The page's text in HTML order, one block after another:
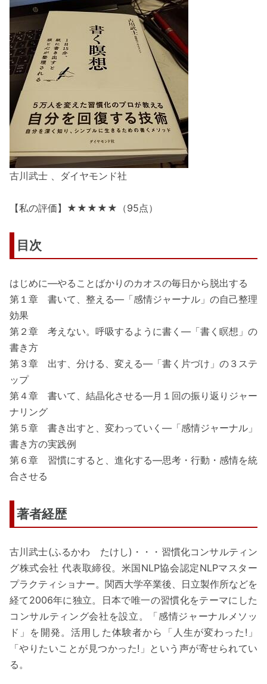
古川武士 、ダイヤモンド社
【私の評価】★★★★★（95点）
目次
はじめに―やることばかりのカオスの毎日から脱出する
第１章 書いて、整える―「感情ジャーナル」の自己整理
効果
第２章 考えない。呼吸するように書く―「書く瞑想」の
書き方
第３章 出す、分ける、変える―「書く片づけ」の３ステ
ップ
第４章 書いて、結晶化させる―月１回の振り返りジャー
ナリング
第５章 書き出すと、変わっていく―「感情ジャーナル」
書き方の実践例
第６章 習慣にすると、進化する―思考・行動・感情を統
合させる
著者経歴
古川武士(ふるかわ たけし)・・・習慣化コンサルティン
グ株式会社 代表取締役。米国NLP協会認定NLPマスター
プラクティショナー。関西大学卒業後、日立製作所などを
経て2006年に独立。日本で唯一の習慣化をテーマにした
コンサルティング会社を設立。「感情ジャーナルメソッ
ド」を開発。活用した体験者から「人生が変わった!」
「やりたいことが見つかった!」という声が寄せられてい
る。